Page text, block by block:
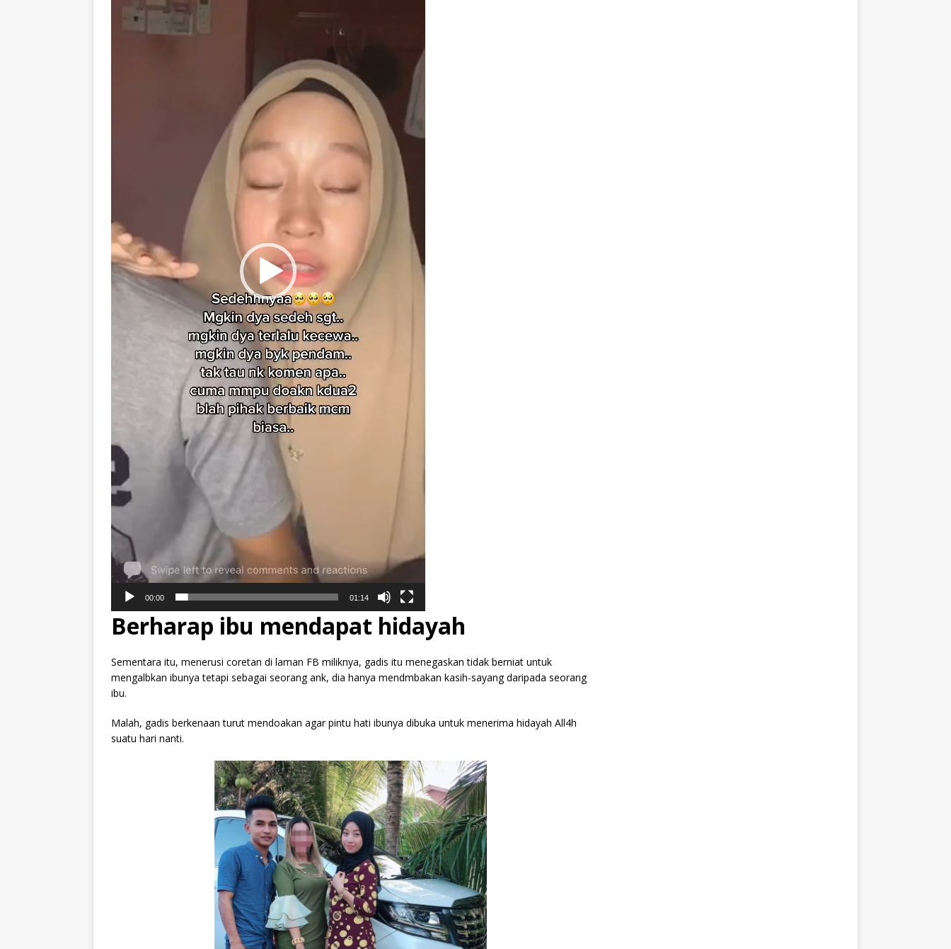
00:00 01:14
Berharap ibu mendapat hidayah
Sementara itu, menerusi coretan di laman FB miliknya, gadis itu menegaskan tidak berniat untuk
mengalbkan ibunya tetapi sebagai seorang ank, dia hanya mendmbakan kasih-sayang daripada seorang
ibu.
Malah, gadis berkenaan turut mendoakan agar pintu hati ibunya dibuka untuk menerima hidayah All4h
suatu hari nanti.